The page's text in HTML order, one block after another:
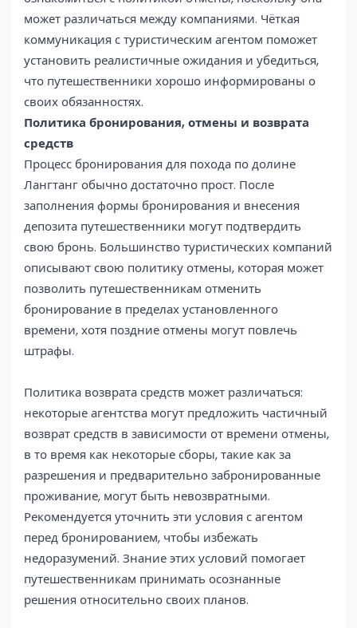
может различаться между компаниями. Чёткая
коммуникация с туристическим агентом поможет
установить реалистичные ожидания и убедиться,
что путешественники хорошо информированы о
своих обязанностях.
Политика бронирования, отмены и возврата
средств
Процесс бронирования для похода по долине
Лангтанг обычно достаточно прост. После
заполнения формы бронирования и внесения
депозита путешественники могут подтвердить
свою бронь. Большинство туристических компаний
описывают свою политику отмены, которая может
позволить путешественникам отменить
бронирование в пределах установленного
времени, хотя поздние отмены могут повлечь
штрафы.
Политика возврата средств может различаться:
некоторые агентства могут предложить частичный
возврат средств в зависимости от времени отмены,
в то время как некоторые сборы, такие как за
разрешения и предварительно забронированные
проживание, могут быть невозвратными.
Рекомендуется уточнить эти условия с агентом
перед бронированием, чтобы избежать
недоразумений. Знание этих условий помогает
путешественникам принимать осознанные
решения относительно своих планов.